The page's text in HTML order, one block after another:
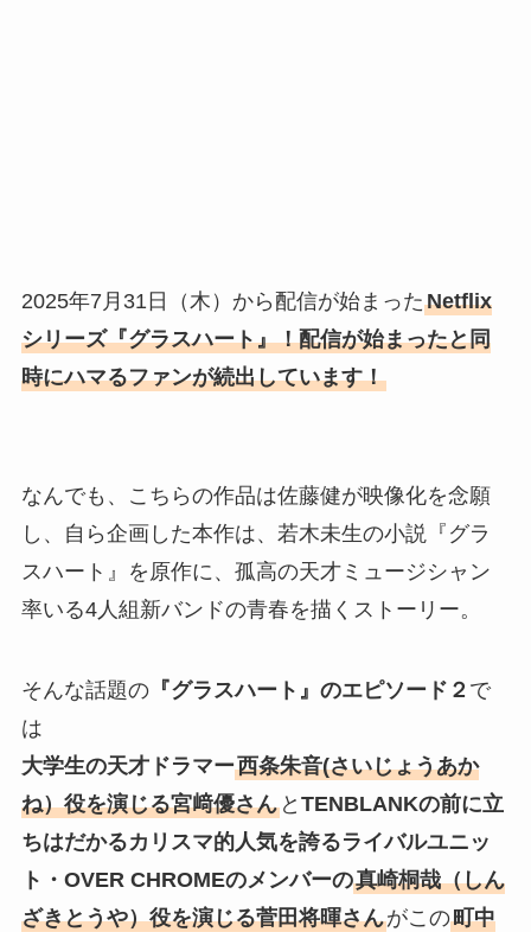
2025年7月31日（木）から配信が始まったNetflix
シリーズ『グラスハート』！配信が始まったと同
時にハマるファンが続出しています！
なんでも、こちらの作品は佐藤健が映像化を念願
し、自ら企画した本作は、若木未生の小説『グラ
スハート』を原作に、孤高の天才ミュージシャン
率いる4人組新バンドの青春を描くストーリー。
そんな話題の『グラスハート』のエピソード２ で
は
大学生の天才ドラマー西条朱音(さいじょうあか
ね）役を演じる宮﨑優さんと TENBLANKの前に立
ちはだかるカリスマ的人気を誇るライバルユニッ
ト・OVER CHROMEのメンバーの真崎桐哉（しん
ざきとうや）役を演じる菅田将暉さんがこの町中